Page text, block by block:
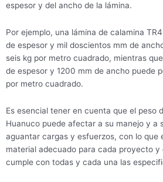
espesor y del ancho de la lámina.
Por ejemplo, una lámina de calamina
de espesor y mil doscientos mm de
seis kg por metro cuadrado, mientras
de espesor y 1200 mm de ancho puede
por metro cuadrado.
Es esencial tener en cuenta que el peso
Huanuco puede afectar a su manejo y a
aguantar cargas y esfuerzos, con lo que
material adecuado para cada proyecto y
cumple con todas y cada una las